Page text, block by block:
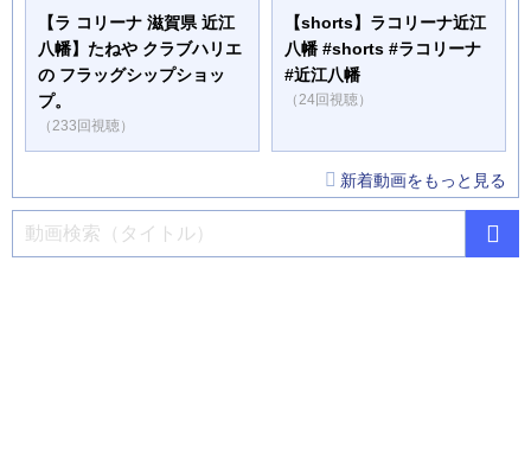
【ラ コリーナ 滋賀県 近江
八幡】たねや クラブハリエ
の フラッグシップショッ
プ。
（233回視聴）
【shorts】ラコリーナ近江
八幡 #shorts #ラコリーナ
#近江八幡
（24回視聴）
新着動画をもっと見る